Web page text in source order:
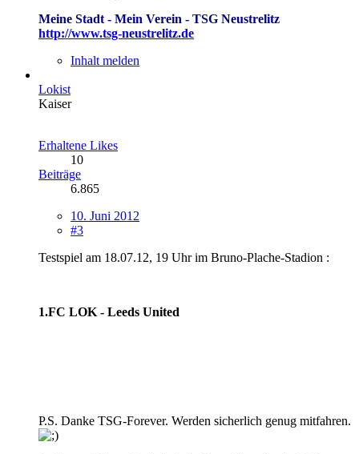
Meine Stadt - Mein Verein - TSG Neustrelitz
http://www.tsg-neustrelitz.de
Inhalt melden
Lokist
Kaiser
Erhaltene Likes
10
Beiträge
6.865
10. Juni 2012
#3
Testspiel am 18.07.12, 19 Uhr im Bruno-Plache-Stadion :
1.FC LOK - Leeds United
P.S. Danke TSG-Forever. Werden sicherlich genug mitfahren.